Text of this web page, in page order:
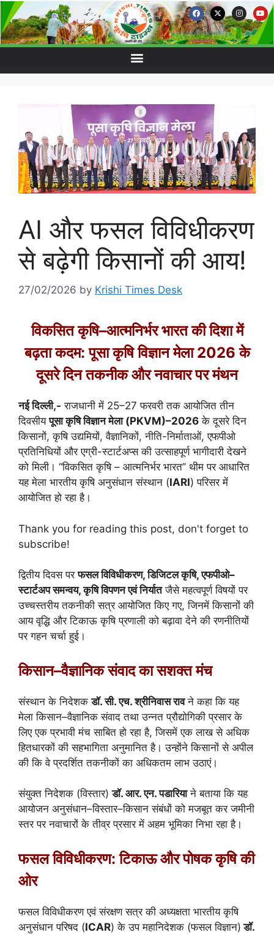
AI और फसल विविधीकरण
से बढ़ेगी किसानों की आय!
27/02/2026 by Krishi Times Desk
विकसित कृषि–आत्मनिर्भर भारत की दिशा में
बढ़ता कदम: पूसा कृषि विज्ञान मेला 2026 के
दूसरे दिन तकनीक और नवाचार पर मंथन
नई दिल्ली,- राजधानी में 25–27 फरवरी तक आयोजित तीन
दिवसीयपूसा कृषि विज्ञान मेला (PKVM)–2026 के दूसरे दिन
किसानों, कृषि उद्यमियों, वैज्ञानिकों, नीति-निर्माताओं, एफपीओ
प्रतिनिधियों और एग्री-स्टार्टअप्स की उत्साहपूर्ण भागीदारी देखने
को मिली। “विकसित कृषि – आत्मनिर्भर भारत” थीम पर आधारित
यह मेला भारतीय कृषि अनुसंधान संस्थान (IARI) परिसर में
आयोजित हो रहा है।
Thank you for reading this post, don't forget to
subscribe!
द्वितीय दिवस परफसल विविधीकरण, डिजिटल कृषि, एफपीओ–
स्टार्टअप समन्वय, कृषि विपणन एवं निर्यातजैसे महत्वपूर्ण विषयों पर
उच्चस्तरीय तकनीकी सत्र आयोजित किए गए, जिनमें किसानों की
आय वृद्धि और टिकाऊ कृषि प्रणाली को बढ़ावा देने की रणनीतियों
पर गहन चर्चा हुई।
किसान–वैज्ञानिक संवाद का सशक्त मंच
संस्थान के निदेशकडॉ. सी. एच. श्रीनिवास रावने कहा कि यह
मेला किसान–वैज्ञानिक संवाद तथा उन्नत प्रौद्योगिकी प्रसार के
लिए एक प्रभावी मंच साबित हो रहा है, जिसमें एक लाख से अधिक
हितधारकों की सहभागिता अनुमानित है। उन्होंने किसानों से अपील
की कि वे प्रदर्शित तकनीकों का अधिकतम लाभ उठाएं।
संयुक्त निदेशक (विस्तार)डॉ. आर. एन. पडारियाने बताया कि यह
आयोजन अनुसंधान–विस्तार–किसान संबंधों को मजबूत कर जमीनी
स्तर पर नवाचारों के तीव्र प्रसार में अहम भूमिका निभा रहा है।
फसल विविधीकरण: टिकाऊ और पोषक कृषि की
ओर
फसल विविधीकरण एवं संरक्षण सत्र की अध्यक्षता भारतीय कृषि
अनुसंधान परिषद (ICAR) के उप महानिदेशक (फसल विज्ञान) डॉ.